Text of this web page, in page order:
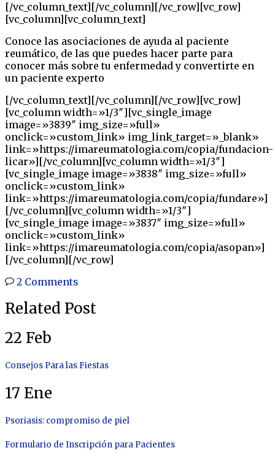
[/vc_column_text][/vc_column][/vc_row][vc_row]
[vc_column][vc_column_text]
Conoce las asociaciones de ayuda al paciente
reumático, de las que puedes hacer parte para
conocer más sobre tu enfermedad y convertirte en
un paciente experto
[/vc_column_text][/vc_column][/vc_row][vc_row]
[vc_column width=»1/3″][vc_single_image
image=»3839″ img_size=»full»
onclick=»custom_link» img_link_target=»_blank»
link=»https://imareumatologia.com/copia/fundacion-
licar»][/vc_column][vc_column width=»1/3″]
[vc_single_image image=»3838″ img_size=»full»
onclick=»custom_link»
link=»https://imareumatologia.com/copia/fundare»]
[/vc_column][vc_column width=»1/3″]
[vc_single_image image=»3837″ img_size=»full»
onclick=»custom_link»
link=»https://imareumatologia.com/copia/asopan»]
[/vc_column][/vc_row]
2 Comments
Related Post
22 Feb
Consejos Para las Fiestas
17 Ene
Psoriasis: compromiso de piel
Formulario de Inscripción para Pacientes